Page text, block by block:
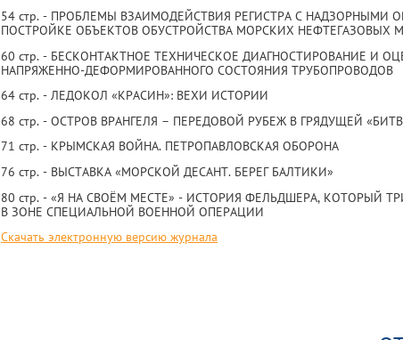
54 стр. - ПРОБЛЕМЫ ВЗАИМОДЕЙСТВИЯ РЕГИСТРА С НАДЗОРНЫМИ
ПОСТРОЙКЕ ОБЪЕКТОВ ОБУСТРОЙСТВА МОРСКИХ НЕФТЕГАЗОВЫХ
60 стр. - БЕСКОНТАКТНОЕ ТЕХНИЧЕСКОЕ ДИАГНОСТИРОВАНИЕ И
НАПРЯЖЕННО-ДЕФОРМИРОВАННОГО СОСТОЯНИЯ ТРУБОПРОВОДОВ
64 стр. - ЛЕДОКОЛ «КРАСИН»: ВЕХИ ИСТОРИИ
68 стр. - ОСТРОВ ВРАНГЕЛЯ – ПЕРЕДОВОЙ РУБЕЖ В ГРЯДУЩЕЙ
71 стр. - КРЫМСКАЯ ВОЙНА. ПЕТРОПАВЛОВСКАЯ ОБОРОНА
76 стр. - ВЫСТАВКА «МОРСКОЙ ДЕСАНТ. БЕРЕГ БАЛТИКИ»
80 стр. - «Я НА СВОЁМ МЕСТЕ» - ИСТОРИЯ ФЕЛЬДШЕРА, КОТОРЫЙ
В ЗОНЕ СПЕЦИАЛЬНОЙ ВОЕННОЙ ОПЕРАЦИИ
Скачать электронную версию журнала